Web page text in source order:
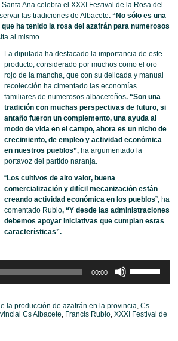
Ana celebra el XXXI Festival de la Rosa del
las tradiciones de Albacete. “No sólo es una
ha tenido la rosa del azafrán para numerosos
al mismo.
La diputada ha destacado la importancia de este
producto, considerado por muchos como el oro
rojo de la mancha, que con su delicada y manual
recolección ha cimentado las economías
familiares de numerosos albaceteños. “Son una
tradición con muchas perspectivas de futuro, si
antaño fueron un complemento, una ayuda al
modo de vida en el campo, ahora es un nicho de
crecimiento, de empleo y actividad económica
en nuestros pueblos”, ha argumentado la
portavoz del partido naranja.
“Los cultivos de alto valor, buena
comercialización y difícil mecanización están
creando actividad económica en los pueblos”, ha
comentado Rubio, “Y desde las administraciones
debemos apoyar iniciativas que cumplan estas
características”.
00:00
las
teclas
flecha
arriba/abajo
la producción de azafrán en la provincia, Cs
Cs Albacete, Francis Rubio, XXXI Festival de